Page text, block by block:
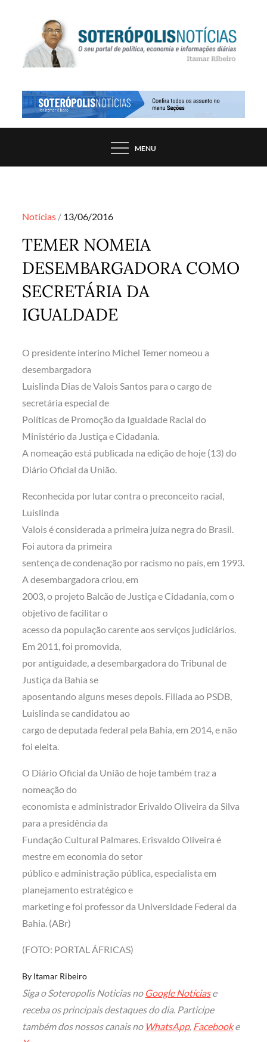
SOTERÓPOLIS NOTÍCIAS
PORTAL DE NOTÍCIAS DE SALVADOR E
MENU
Notícias Posted
13/06/2016
TEMER NOMEIA
DESEMBARGADORA COMO
SECRETÁRIA DA
IGUALDADE
O presidente interino Michel Temer nomeou a
desembargadora
Luislinda Dias de Valois Santos para o cargo de
secretária especial de
Políticas de Promoção da Igualdade Racial do
Ministério da Justiça e Cidadania.
A nomeação está publicada na edição de hoje (13) do
Diário Oficial da União.
Reconhecida por lutar contra o preconceito racial,
Luislinda
Valois é considerada a primeira juíza negra do Brasil.
Foi autora da primeira
sentença de condenação por racismo no país, em 1993.
A desembargadora criou, em
2003, o projeto Balcão de Justiça e Cidadania, com o
objetivo de facilitar o
acesso da população carente aos serviços judiciários.
Em 2011, foi promovida,
por antiguidade, a desembargadora do Tribunal de
Justiça da Bahia se
aposentando alguns meses depois. Filiada ao PSDB,
Luislinda se candidatou ao
cargo de deputada federal pela Bahia, em 2014, e não
foi eleita.
O Diário Oficial da União de hoje também traz a
nomeação do
economista e administrador Erivaldo Oliveira da Silva
para a presidência da
Fundação Cultural Palmares. Erisvaldo Oliveira é
mestre em economia do setor
público e administração pública, especialista em
planejamento estratégico e
marketing e foi professor da Universidade Federal da
Bahia. (ABr)
(FOTO: PORTAL ÁFRICAS)
By Itamar Ribeiro
Siga o Soteropolis Noticias no Google Notíciase
receba os principais destaques do dia. Participe
também dos nossos canais no WhatsApp, Facebooke